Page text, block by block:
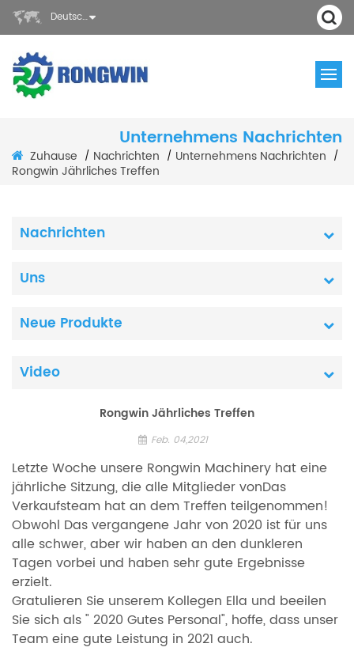
Deutsch
Unternehmens Nachrichten
Zuhause / Nachrichten / Unternehmens Nachrichten /
Rongwin Jährliches Treffen
Nachrichten
Uns
Neue Produkte
Video
Rongwin Jährliches Treffen
Feb. 04,2021
Letzte Woche unsere Rongwin Machinery hat eine
jährliche Sitzung, die alle Mitglieder vonDas
Verkaufsteam hat an dem Treffen teilgenommen!
Obwohl Das vergangene Jahr von 2020 ist für uns
alle schwer, aber wir haben an den dunkleren
Tagen vorbei und haben sehr gute Ergebnisse
erzielt.
Gratulieren Sie unserem Kollegen Ella und beeilen
Sie sich als " 2020 Gutes Personal", hoffe, dass unser
Team eine gute Leistung in 2021 auch.